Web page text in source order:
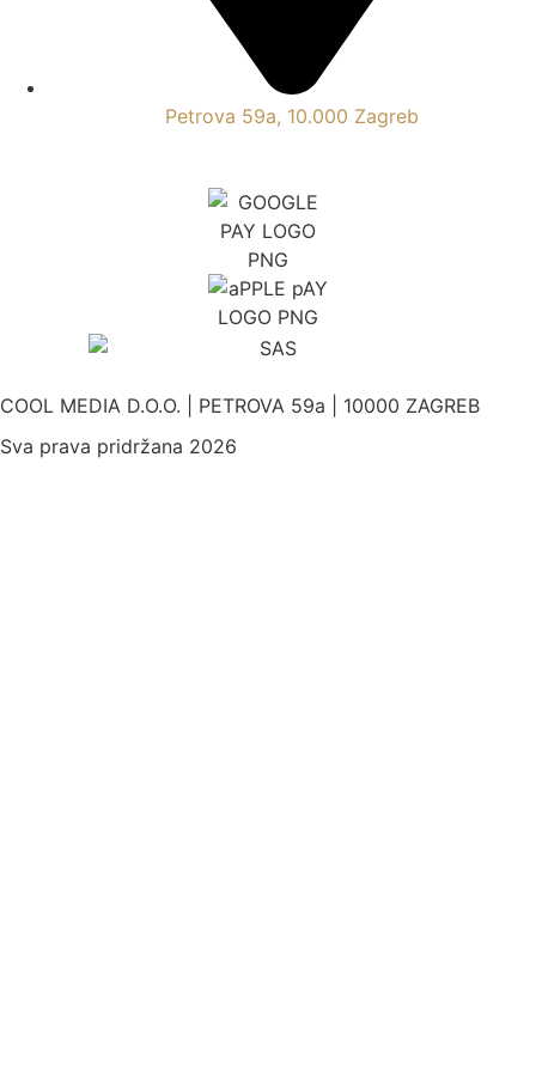
Petrova 59a, 10.000 Zagreb
COOL MEDIA D.O.O. | PETROVA 59a | 10000 ZAGREB
Sva prava pridržana 2026